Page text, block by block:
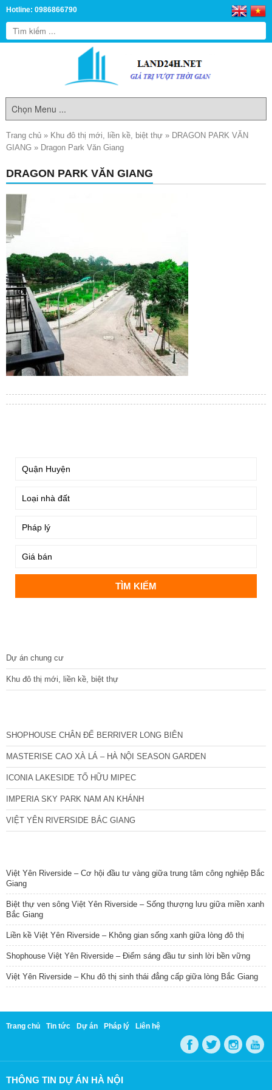
Hotline: 0986866790
Trang chủ » Khu đô thị mới, liền kề, biệt thự » DRAGON PARK VĂN
GIANG » Dragon Park Văn Giang
DRAGON PARK VĂN GIANG
Dự án chung cư
Khu đô thị mới, liền kề, biệt thự
SHOPHOUSE CHÂN ĐẾ BERRIVER LONG BIÊN
MASTERISE CAO XÀ LÁ – HÀ NỘI SEASON GARDEN
ICONIA LAKESIDE TỐ HỮU MIPEC
IMPERIA SKY PARK NAM AN KHÁNH
VIỆT YÊN RIVERSIDE BẮC GIANG
Việt Yên Riverside – Cơ hội đầu tư vàng giữa trung tâm công nghiệp Bắc
Giang
Biệt thự ven sông Việt Yên Riverside – Sống thượng lưu giữa miền xanh
Bắc Giang
Liền kề Việt Yên Riverside – Không gian sống xanh giữa lòng đô thị
Shophouse Việt Yên Riverside – Điểm sáng đầu tư sinh lời bền vững
Việt Yên Riverside – Khu đô thị sinh thái đẳng cấp giữa lòng Bắc Giang
Trang chủ Tin tức Dự án Pháp lý Liên hệ
THÔNG TIN DỰ ÁN HÀ NỘI